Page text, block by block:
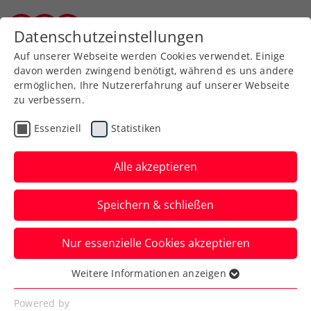
Zurück zur Newsübersicht
WTA
Upper Austria Ladies
Linz: Qualifikation mit
Stammgast Vekic
Die 29-Jährige ist zum achten Mal beim
WTA-500-Turnier in Oberösterreichs
Landeshauptstadt dabei.
Verfasst von: Presseaussendung / Redaktion, 04.04.2026
Datenschutzeinstellungen
Auf unserer Webseite werden Cookies verwendet. Einige
davon werden zwingend benötigt, während es uns andere
ermöglichen, Ihre Nutzererfahrung auf unserer Webseite
zu verbessern.
Essenziell Statistiken
Alle akzeptieren
Speichern & schließen
Nur essenzielle Cookies akzeptieren
Essenziell
Essenzielle Cookies werden für grundlegende
Weitere Informationen anzeigen
Powered by